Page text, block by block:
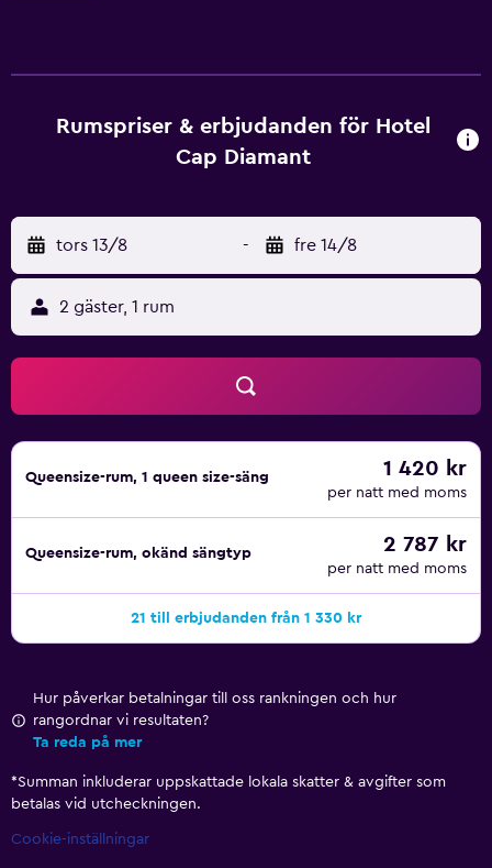
och mörkläggningsgardiner. Städning erbjuds på begäran
och strykjärn/strykbräda kan fås på begäran.
Rumspriser & erbjudanden för Hotel
Cap Diamant
tors 13/8 - fre 14/8
2 gäster, 1 rum
Queensize-rum, 1 queen size-säng 1 420 kr
per natt med moms
Queensize-rum, okänd sängtyp 2 787 kr
per natt med moms
21 till erbjudanden från 1 330 kr
Hur påverkar betalningar till oss rankningen och hur
rangordnar vi resultaten?
Ta reda på mer
*Summan inkluderar uppskattade lokala skatter & avgifter som
betalas vid utcheckningen.
Cookie-inställningar